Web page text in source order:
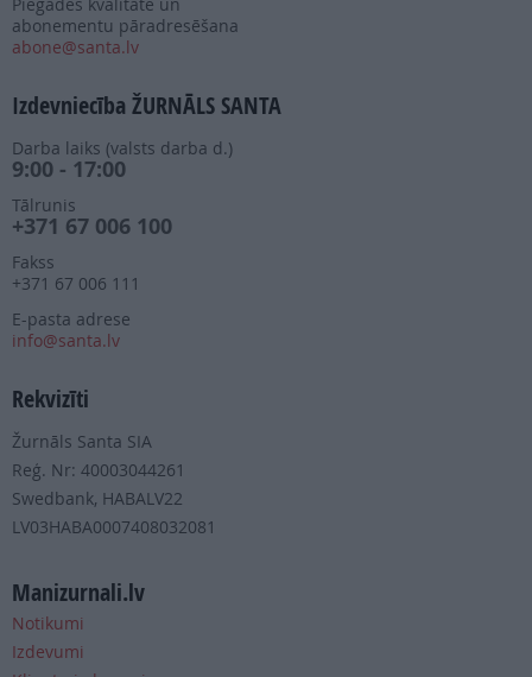
Piegādes kvalitāte un
abonementu pāradresēšana
abone@santa.lv
Izdevniecība ŽURNĀLS SANTA
Darba laiks (valsts darba d.)
9:00 - 17:00
Tālrunis
+371 67 006 100
Fakss
+371 67 006 111
E-pasta adrese
info@santa.lv
Rekvizīti
Žurnāls Santa SIA
Reģ. Nr: 40003044261
Swedbank, HABALV22
LV03HABA0007408032081
Manizurnali.lv
Notikumi
Izdevumi